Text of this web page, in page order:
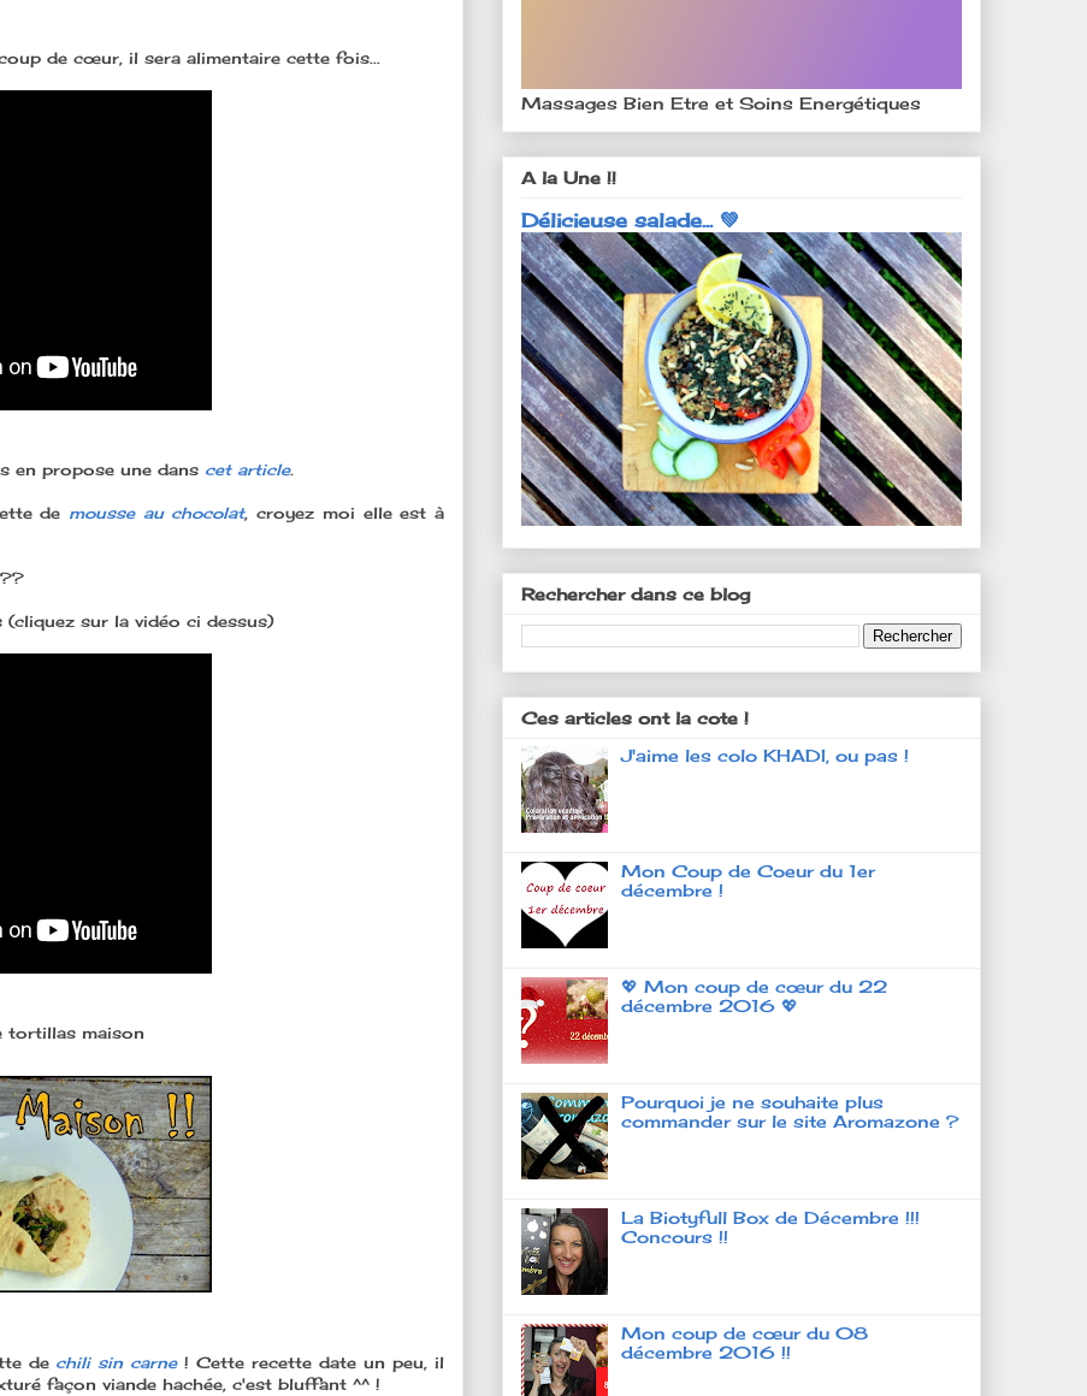
de cœur, il sera alimentaire cette fois...
en propose une dans cet article.
de mousse au chocolat, croyez moi elle est à
sur la vidéo ci dessus)
tortillas maison
dechili sin carne! Cette recette date un peu, il
façon viande hachée, c'est bluffant ^^ !
Massages Bien Etre et Soins Energétiques
A la Une !!
Délicieuse salade... 💚
Rechercher dans ce blog
Ces articles ont la cote !
J'aime les colo KHADI, ou pas !
Mon Coup de Coeur du 1er
décembre !
💖 Mon coup de cœur du 22
décembre 2016 💖
Pourquoi je ne souhaite plus
commander sur le site Aromazone ?
La Biotyfull Box de Décembre !!!
Concours !!
Mon coup de cœur du 08
décembre 2016 !!